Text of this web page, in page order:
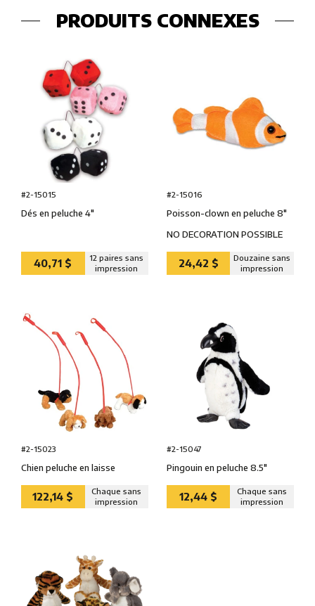
PRODUITS CONNEXES
#2-15015
Dés en peluche 4″
40,71 $
12 paires sans
impression
#2-15016
Poisson-clown en peluche 8″
NO DECORATION POSSIBLE
24,42 $
Douzaine sans
impression
#2-15023
Chien peluche en laisse
122,14 $
Chaque sans
impression
#2-15047
Pingouin en peluche 8.5″
12,44 $
Chaque sans
impression